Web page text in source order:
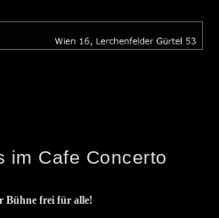
im Cafe Concerto
Bühne frei für alle!